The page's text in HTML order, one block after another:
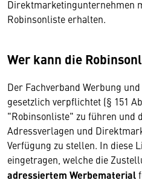
Direktmarketingunternehmen
Robinsonliste erhalten.
Wer kann die
Der Fachverband Werbung
gesetzlich verpflichtet (§ 151
"Robinsonliste" zu führen und
Adressverlagen und
Verfügung zu stellen. In diese
eingetragen, welche die
adressiertem Werbematerial